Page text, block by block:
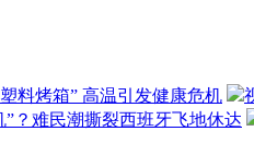
料烤箱” 高温引发健康危机
”？难民潮撕裂西班牙飞地休达